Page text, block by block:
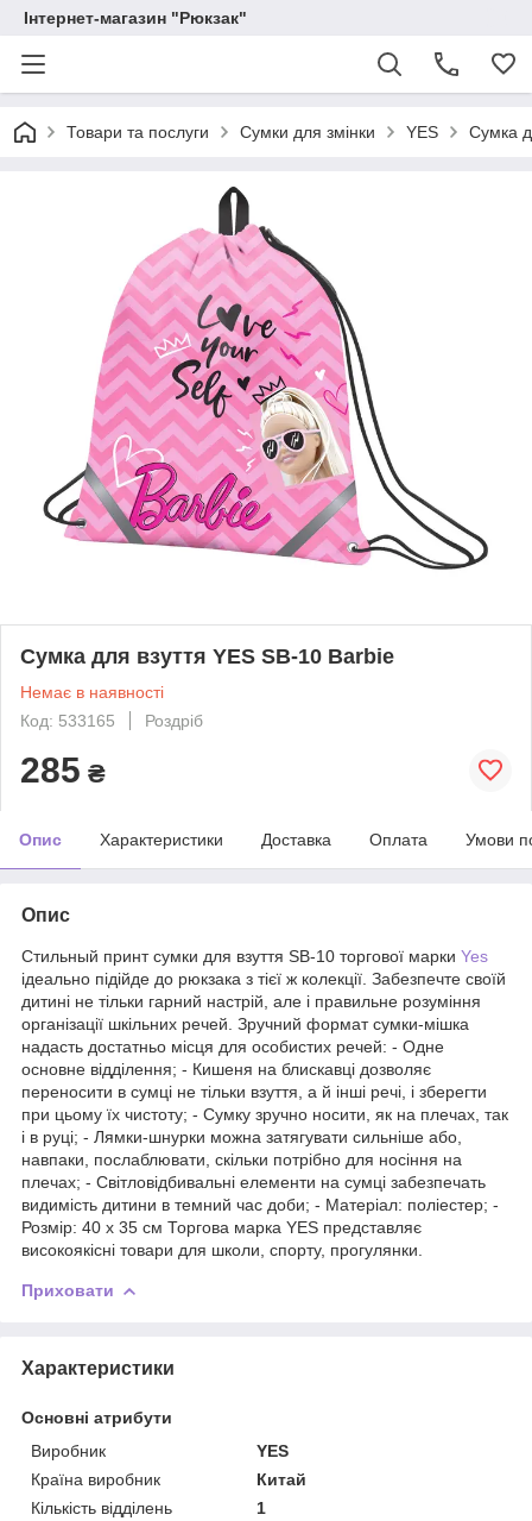
Інтернет-магазин "Рюкзак"
Товари та послуги Сумки для змінки YES Сумка
Сумка для взуття YES SB-10 Barbie
Немає в наявності
Код: 533165
Роздріб
285 ₴
Опис Характеристики Доставка Оплата Умови
Опис
Стильный принт сумки для взуття SB-10 торгової марки Yes
ідеально підійде до рюкзака з тієї ж колекції. Забезпечте своїй
дитині не тільки гарний настрій, але і правильне розуміння
організації шкільних речей. Зручний формат сумки-мішка
надасть достатньо місця для особистих речей: - Одне
основне відділення; - Кишеня на блискавці дозволяє
переносити в сумці не тільки взуття, а й інші речі, і зберегти
при цьому їх чистоту; - Сумку зручно носити, як на плечах, так
і в руці; - Лямки-шнурки можна затягувати сильніше або,
навпаки, послаблювати, скільки потрібно для носіння на
плечах; - Світловідбивальні елементи на сумці забезпечать
видимість дитини в темний час доби; - Матеріал: поліестер; -
Розмір: 40 х 35 см Торгова марка YES представляє
високоякісні товари для школи, спорту, прогулянки.
Приховати
Характеристики
Основні атрибути
Виробник
YES
Країна виробник
Китай
Кількість відділень
1